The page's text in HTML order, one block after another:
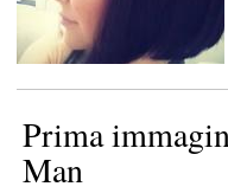
Prima
Man